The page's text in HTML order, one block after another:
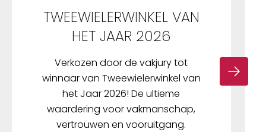
TWEEWIELERWINKEL VAN
HET JAAR 2026
Verkozen door de vakjury tot
winnaar van Tweewielerwinkel van
het Jaar 2026! De ultieme
waardering voor vakmanschap,
vertrouwen en vooruitgang.